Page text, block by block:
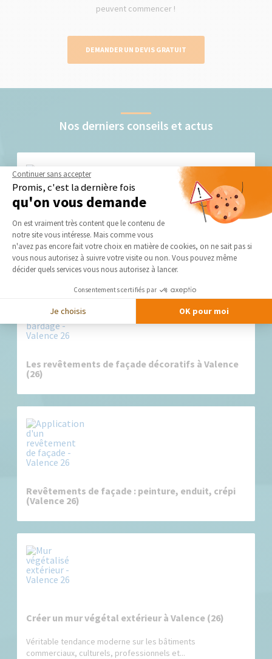
peuvent commencer !
DEMANDER UN DEVIS GRATUIT
Nos derniers conseils et actus
Les étapes du ravalement de façade à Valence
(26)
Les revêtements de façade décoratifs à Valence
(26)
Revêtements de façade : peinture, enduit, crépi
(Valence 26)
Créer un mur végétal extérieur à Valence (26)
Véritable tendance moderne sur les bâtiments
commerciaux, culturels, professionnels et...
Continuer sans accepter
Promis, c'est la dernière fois
qu'on vous demande
Plateforme de Gestion du
On est vraiment très content que le contenu de
notre site vous intéresse. Mais comme vous
n'avez pas encore fait votre choix en matière de cookies, on ne sait pas si
vous nous autorisez à suivre votre visite ou non. Vous pouvez même
décider quels services vous nous autorisez à lancer.
Consentements certifiés par
Je choisis OK pour moi
Axeptio consent